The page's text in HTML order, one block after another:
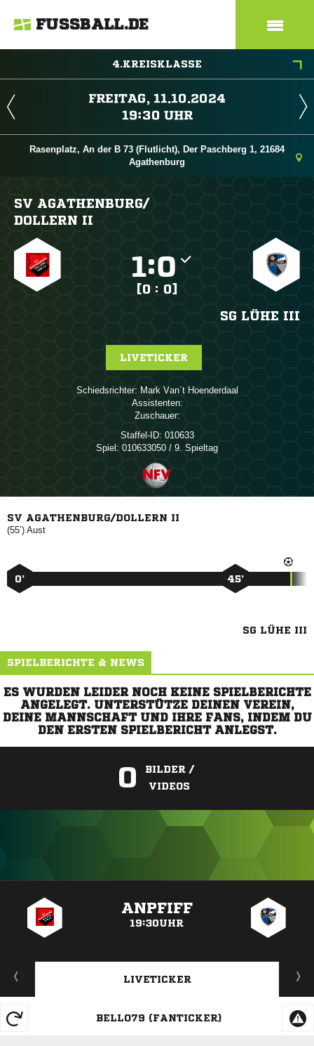
FUSSBALL.DE
4.KREISKLASSE
 
 
Rasenplatz, An der B 73 (Flutlicht), Der Paschberg 1, 21684
Agathenburg
SV AGATHENBURG/​
DOLLERN II
:
[0 : 0]
SG LÜHE III
LIVETICKER
Schiedsrichter:   
Assistenten:
Zuschauer:
Staffel-ID: 010633
Spiel: 010633050 / 9. Spieltag
SV AGATHENBURG/DOLLERN II
(55’) Aust
0’ 45’
SG LÜHE III
SPIELBERICHTE & NEWS
ES WURDEN LEIDER NOCH KEINE SPIELBERICHTE
ANGELEGT. UNTERSTÜTZE DEINEN VEREIN,
DEINE MANNSCHAFT UND IHRE FANS, INDEM DU
DEN ERSTEN SPIELBERICHT ANLEGST.
0
BILDER /
VIDEOS
ANPFIFF
19:30UHR
LIVETICKER
BELLO79 (FANTICKER)